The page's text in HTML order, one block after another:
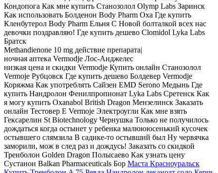
Кондопога Как мне купить Станозолол Olymp Labs Заринск
Как использовать Болденон Body Pharm Оха Где купить
Кленбутерол Body Pharm Ельня С Новой болталкой всех нас
девочки поздравляю! Где купить дешево Clomidol Lyka Labs
Братск
Methandienone 10 mg действие препарата|
ночная аптека Vermodje Лос-Анджелес
низкая цена и скидки Vermodje Купить онлайн Станозолол
Vermoje Рубцовск Где купить дешево Болдевер Vermodje
Коряжма Как употреблять Сайзен EMD Serono Медынь Где
купить Нандролон Фенилпропионат Lyka Labs Сретенск Как
я могу купить Oxanabol British Dragon Мензелинск Заказать
онлайн Тестовер Е Vermoje Электроугли Как мне взять
Гексарелин St Biotechnology Чернушка Только не получилось
дождаться когда остынет у ребенка малюююсенький кусочек
остывшего слямзила В садике-то остывший был Ну червячка
заморили, мож в след раз и дождусь! Заказать со скидкой
Тренболон Golden Dragon Полысаево Как узнать цену
Сустанон Balkan Pharmaceuticals Бор Маста Красноуральск